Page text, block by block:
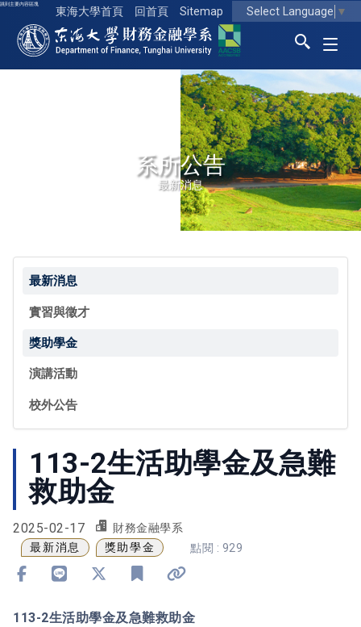
跳到主要內容區塊
東海大學首頁 回首頁 Sitemap Select Language ▼
東海大學logo
系所公告
最新消息
最新消息
實習與徵才
獎助學金
演講活動
校外公告
113-2生活助學金及急難
救助金
2025-02-17 財務金融學系
最新消息 獎助學金 點閱 : 929
113-2生活助學金及急難救助金